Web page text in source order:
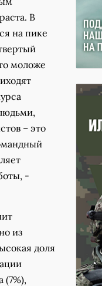
В
на пике
моложе
– это
-
из
доля
(7%),